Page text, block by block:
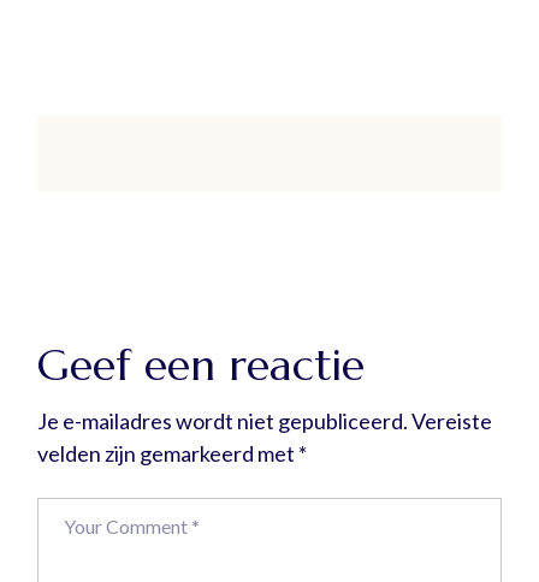
Geef een reactie
Je e-mailadres wordt niet gepubliceerd.Vereiste
velden zijn gemarkeerd met *